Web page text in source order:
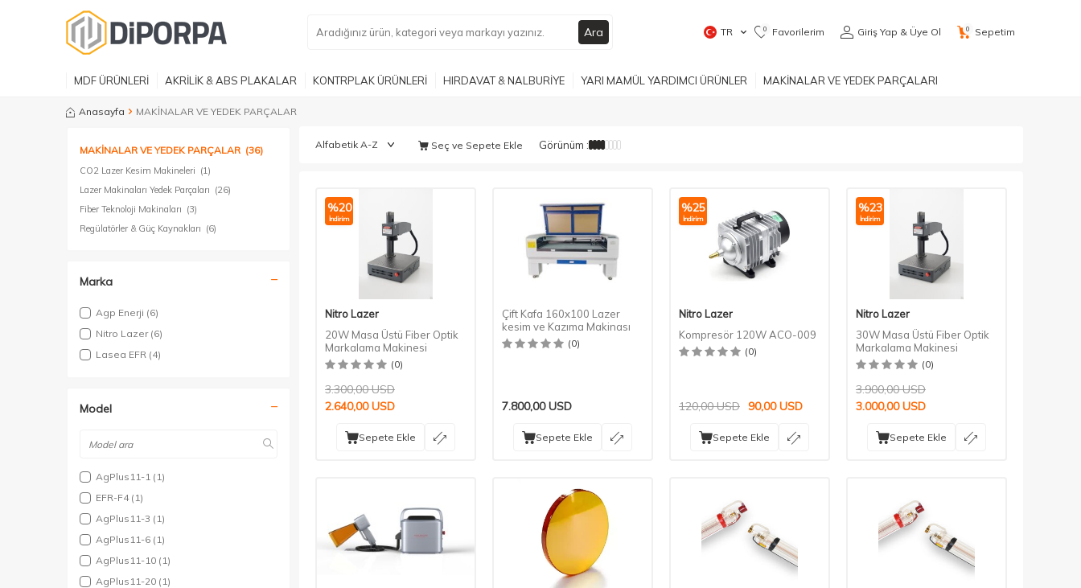
Ara TR 0 Favorilerim Giriş Yap & Üye Ol 0 Sepetim
MDF ÜRÜNLERİ AKRİLİK & ABS PLAKALAR KONTRPLAK ÜRÜNLERİ HIRDAVAT & NALBURİYE YARI MAMÜL YARDIMCI ÜRÜNLER MAKİNALAR VE YEDEK PARÇALARI
Anasayfa MAKİNALAR VE YEDEK PARÇALAR
MAKİNALAR VE YEDEK PARÇALAR (36)
CO2 Lazer Kesim Makineleri (1)
Lazer Makinaları Yedek Parçaları (26)
Fiber Teknoloji Makinaları (3)
Regülatörler & Güç Kaynakları (6)
Marka
Agp Enerji (6)
Nitro Lazer (6)
Lasea EFR (4)
Model
AgPlus11-1 (1)
EFR-F4 (1)
AgPlus11-3 (1)
AgPlus11-6 (1)
AgPlus11-10 (1)
AgPlus11-20 (1)
Seç ve Sepete Ekle Görünüm :
%20
İndirim
Nitro Lazer
20W Masa Üstü Fiber Optik
Markalama Makinesi
(0)
3.300,00USD
2.640,00USD
Sepete Ekle
Çift Kafa 160x100 Lazer
kesim ve Kazıma Makinası
(0)
7.800,00USD
Sepete Ekle
%25
İndirim
Nitro Lazer
Kompresör 120W ACO-009
(0)
120,00USD 90,00USD
Sepete Ekle
%23
İndirim
Nitro Lazer
30W Masa Üstü Fiber Optik
Markalama Makinesi
(0)
3.900,00USD
3.000,00USD
Sepete Ekle